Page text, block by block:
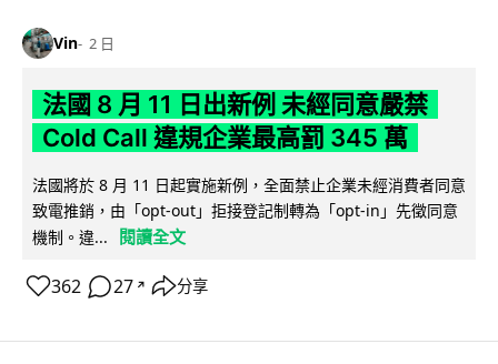
Vin 2 日
法國 8 月 11 日出新例 未經同意嚴禁
Cold Call 違規企業最高罰 345 萬
法國將於 8 月 11 日起實施新例，全面禁止企業未經消費者同意
致電推銷，由「opt-out」拒接登記制轉為「opt-in」先徵同意
機制。違...
閱讀全文
362 27 ↗ 分享